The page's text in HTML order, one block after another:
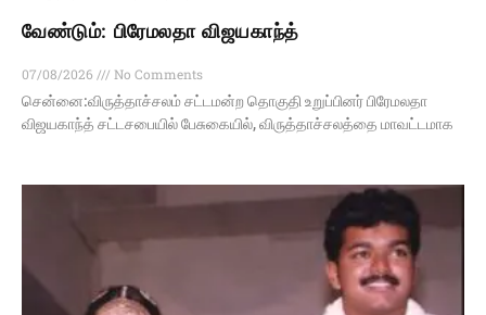
வேண்டும்: பிரேமலதா விஜயகாந்த்
07/08/2026
No Comments
சென்னை:விருத்தாச்சலம் சட்டமன்ற தொகுதி உறுப்பினர் பிரேமலதா
விஜயகாந்த் சட்டசபையில் பேசுகையில், விருத்தாச்சலத்தை மாவட்டமாக